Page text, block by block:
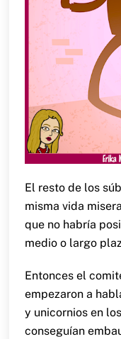
El resto de los
misma vida
que no habría
medio o largo
Entonces el
empezaron a
y unicornios en
conseguían